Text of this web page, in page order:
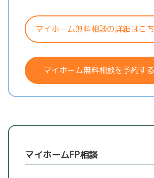
マイホーム無料相談の詳細はこ
マイホーム無料相談を予約する
マイホームFP相談